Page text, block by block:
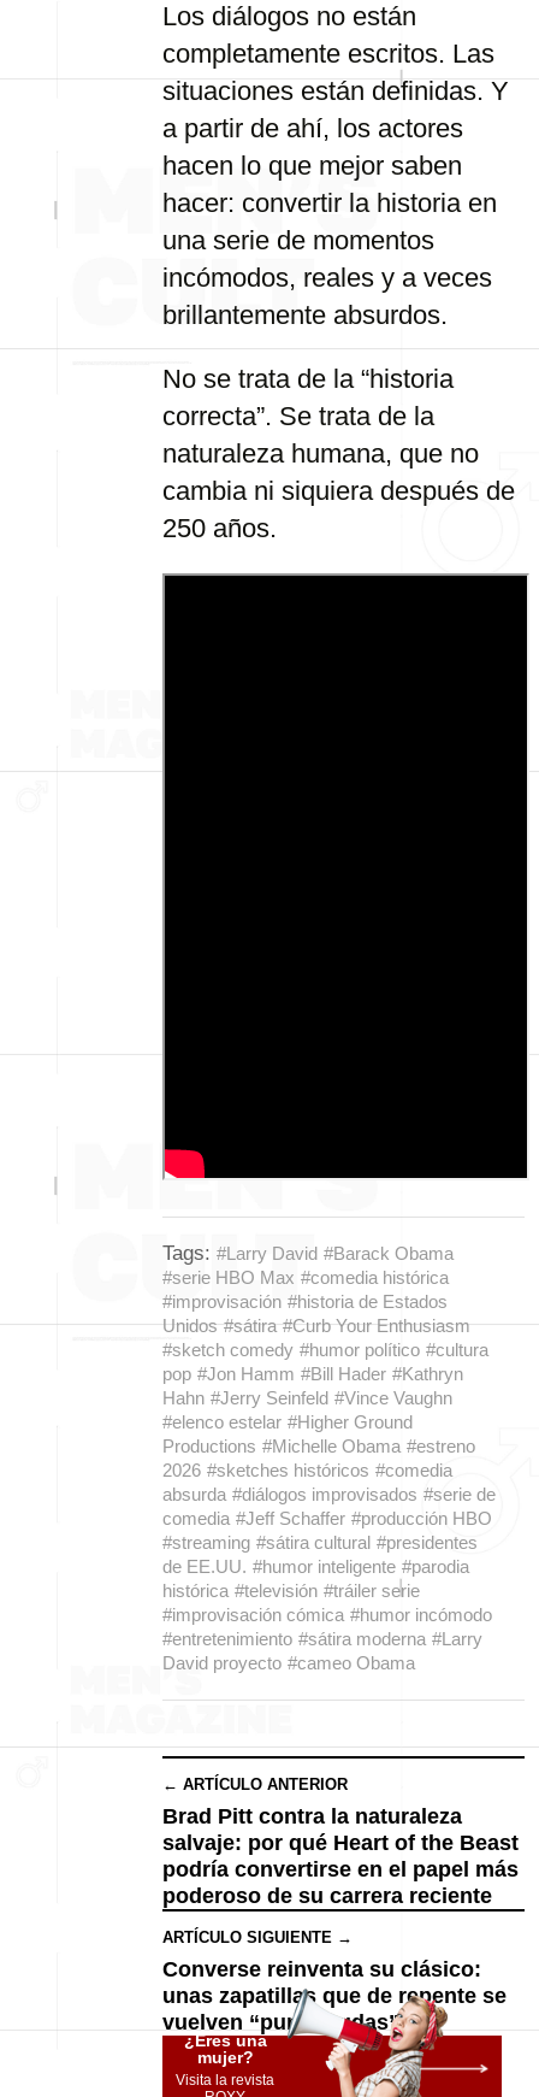
Los diálogos no están
completamente escritos. Las
situaciones están definidas. Y
a partir de ahí, los actores
hacen lo que mejor saben
hacer: convertir la historia en
una serie de momentos
incómodos, reales y a veces
brillantemente absurdos.
No se trata de la “historia
correcta”. Se trata de la
naturaleza humana, que no
cambia ni siquiera después de
250 años.
Tags: #Larry David #Barack Obama
#serie HBO Max #comedia histórica
#improvisación #historia de Estados
Unidos #sátira #Curb Your Enthusiasm
#sketch comedy #humor político #cultura
pop #Jon Hamm #Bill Hader #Kathryn
Hahn #Jerry Seinfeld #Vince Vaughn
#elenco estelar #Higher Ground
Productions #Michelle Obama #estreno
2026 #sketches históricos #comedia
absurda #diálogos improvisados #serie de
comedia #Jeff Schaffer #producción HBO
#streaming #sátira cultural #presidentes
de EE.UU. #humor inteligente #parodia
histórica #televisión #tráiler serie
#improvisación cómica #humor incómodo
#entretenimiento #sátira moderna #Larry
David proyecto #cameo Obama
← ARTÍCULO ANTERIOR
Brad Pitt contra la naturaleza
salvaje: por qué Heart of the Beast
podría convertirse en el papel más
poderoso de su carrera reciente
ARTÍCULO SIGUIENTE →
Converse reinventa su clásico:
unas zapatillas que de repente se
vuelven “puntiagudas”
¿Eres una
mujer?
Visita la revista